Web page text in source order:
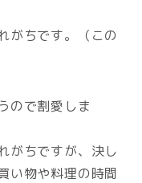
がちです。（この
ので割愛しま
がちですが、決し
い物や料理の時間